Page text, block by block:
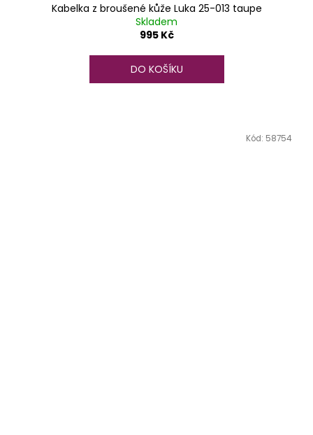
Kabelka z broušené kůže Luka 25-013 taupe
Skladem
995 Kč
DO KOŠÍKU
Kód: 58754